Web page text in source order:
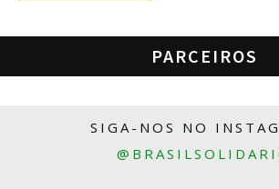
PARCEIROS
SIGA-NOS NO